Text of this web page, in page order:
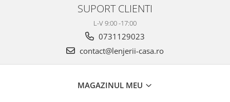
SUPORT CLIENTI
L-V 9:00 -17:00
0731129023
contact@lenjerii-casa.ro
MAGAZINUL MEU